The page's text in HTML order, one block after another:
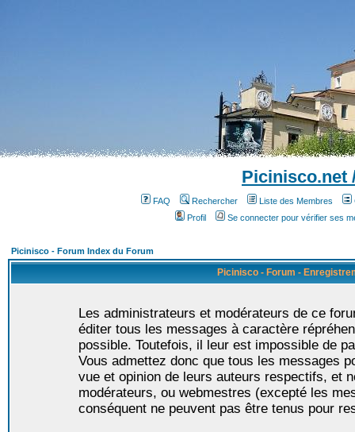
Picinisco.net
FAQ Rechercher Liste des Membres
Profil
Se connecter pour vérifier ses
Picinisco - Forum Index du Forum
Picinisco - Forum -
Les administrateurs et modérateurs de ce
éditer tous les messages à caractère
possible. Toutefois, il leur est impossible de
Vous admettez donc que tous les messages
vue et opinion de leurs auteurs respectifs, et
modérateurs, ou webmestres (excepté les
conséquent ne peuvent pas être tenus pour